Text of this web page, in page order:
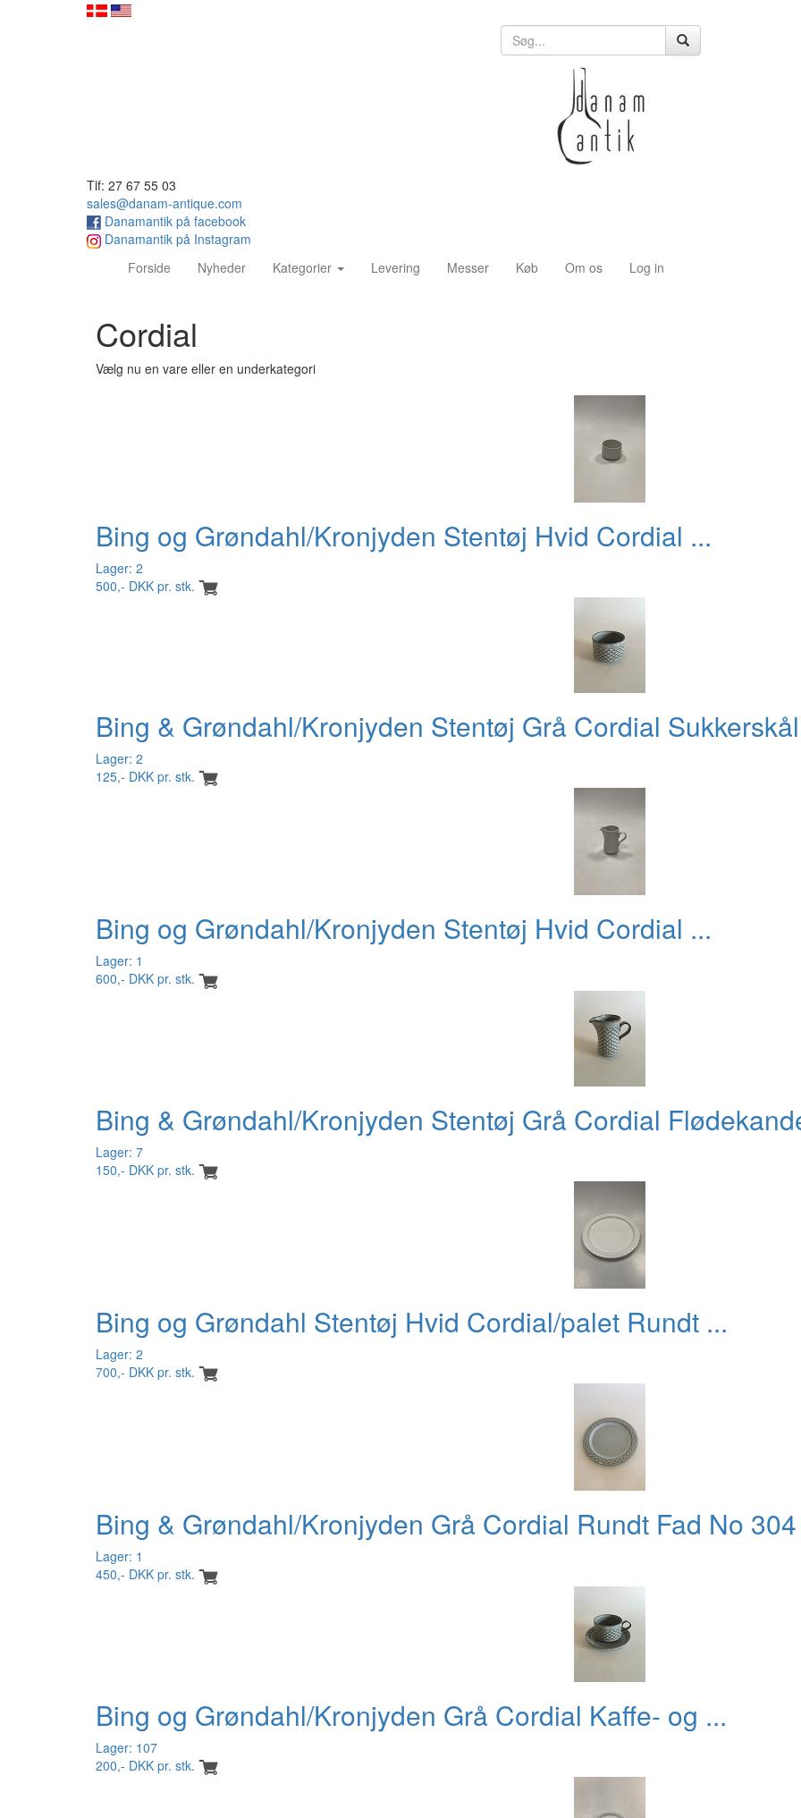
Tlf: 27 67 55 03
sales@danam-antique.com
Danamantik på facebook
Danamantik på Instagram
Forside (current)Nyheder Kategorier Levering Messer Køb Om os Log in
Cordial
Vælg nu en vare eller en underkategori
Bing og Grøndahl/Kronjyden Stentøj Hvid Cordial ...
Lager: 2
500,- DKK pr. stk.
Bing & Grøndahl/Kronjyden Stentøj Grå Cordial
Lager: 2
125,- DKK pr. stk.
Bing og Grøndahl/Kronjyden Stentøj Hvid Cordial ...
Lager: 1
600,- DKK pr. stk.
Bing & Grøndahl/Kronjyden Stentøj Grå Cordial
Lager: 7
150,- DKK pr. stk.
Bing og Grøndahl Stentøj Hvid Cordial/palet Rundt ...
Lager: 2
700,- DKK pr. stk.
Bing & Grøndahl/Kronjyden Grå Cordial Rundt Fad No 304
Lager: 1
450,- DKK pr. stk.
Bing og Grøndahl/Kronjyden Grå Cordial Kaffe- og ...
Lager: 107
200,- DKK pr. stk.